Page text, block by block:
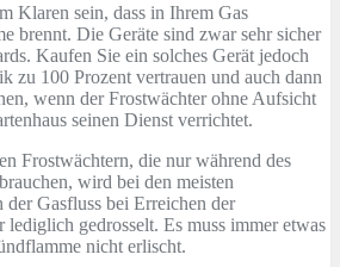
Klaren sein, dass in Ihrem Gas
brennt. Die Geräte sind zwar sehr sicher
Kaufen Sie ein solches Gerät jedoch
zu 100 Prozent vertrauen und auch dann
wenn der Frostwächter ohne Aufsicht
seinen Dienst verrichtet.
Frostwächtern, die nur während des
wird bei den meisten
der Gasfluss bei Erreichen der
lediglich gedrosselt. Es muss immer etwas
nicht erlischt.